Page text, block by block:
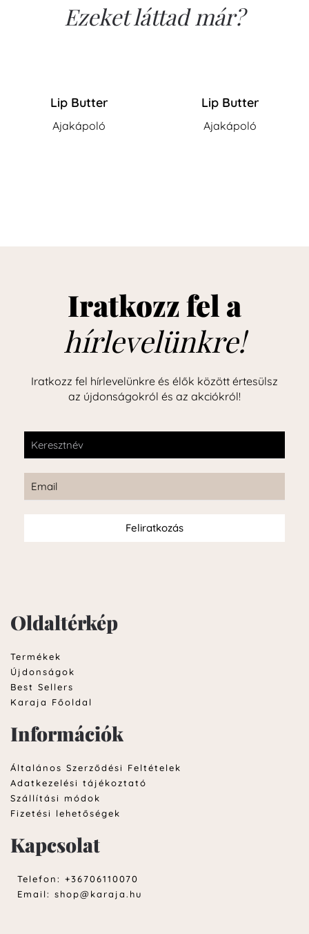
Ezeket láttad már?
Lip Butter
Ajakápoló
Lip Butter
Ajakápoló
Iratkozz fel a
hírlevelünkre!
Iratkozz fel hírlevelünkre és élők között értesülsz
az újdonságokról és az akciókról!
Feliratkozás
Oldaltérkép
Termékek
Újdonságok
Best Sellers
Karaja Főoldal
Információk
Általános Szerződési Feltételek
Adatkezelési tájékoztató
Szállítási módok
Fizetési lehetőségek
Kapcsolat
Telefon: +36706110070
Email: shop@karaja.hu